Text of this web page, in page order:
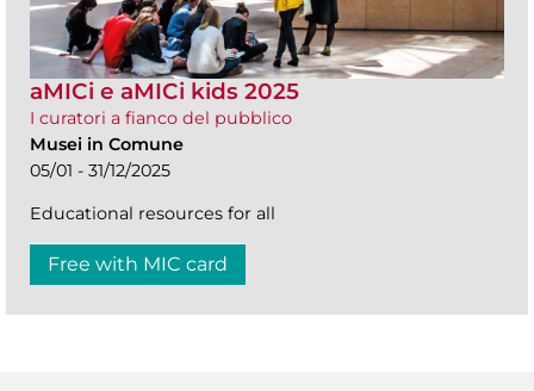
aMICi e aMICi kids 2025
I curatori a fianco del pubblico
Musei in Comune
05/01 - 31/12/2025
Educational resources for all
Free with MIC card